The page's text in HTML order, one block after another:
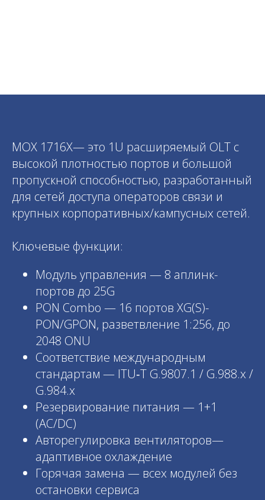
MOX 1716X— это 1U расширяемый OLT с
высокой плотностью портов и большой
пропускной способностью, разработанный
для сетей доступа операторов связи и
крупных корпоративных/кампусных сетей.
Ключевые функции:
Модуль управления — 8 аплинк-
портов до 25G
PON Combo — 16 портов XG(S)-
PON/GPON, разветвление 1:256, до
2048 ONU
Соответствие международным
стандартам — ITU‑T G.9807.1 / G.988.x /
G.984.x
Резервирование питания — 1+1
(AC/DC)
Авторегулировка вентиляторов—
адаптивное охлаждение
Горячая замена — всех модулей без
остановки сервиса